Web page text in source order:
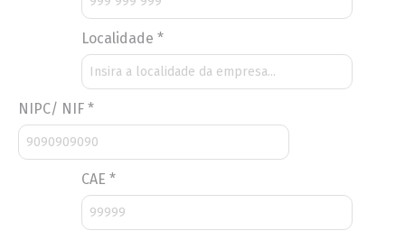
Localidade *
NIPC/ NIF *
CAE *